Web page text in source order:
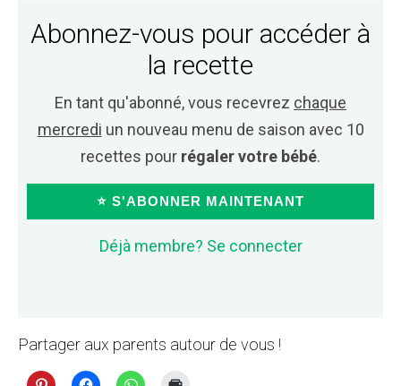
Abonnez-vous pour accéder à
la recette
En tant qu'abonné, vous recevrez chaque
mercredi un nouveau menu de saison avec 10
recettes pour régaler votre bébé.
⭐ S'ABONNER MAINTENANT
Déjà membre? Se connecter
Partager aux parents autour de vous !